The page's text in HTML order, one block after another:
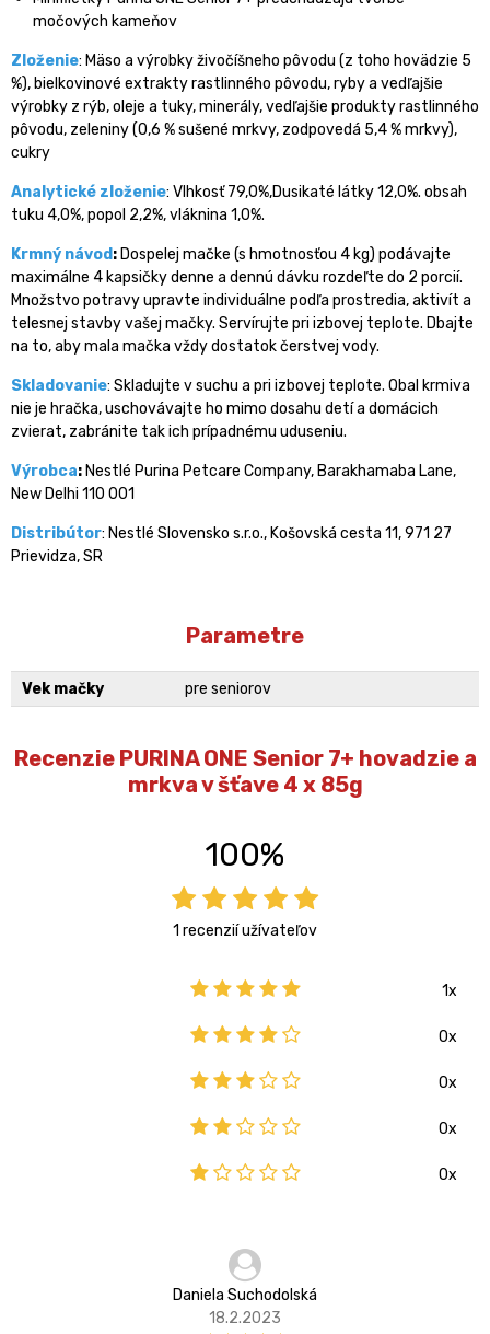
močových kameňov
Zloženie: Mäso a výrobky živočíšneho pôvodu (z toho hovädzie 5
%), bielkovinové extrakty rastlinného pôvodu, ryby a vedľajšie
výrobky z rýb, oleje a tuky, minerály, vedľajšie produkty rastlinného
pôvodu, zeleniny (0,6 % sušené mrkvy, zodpovedá 5,4 % mrkvy),
cukry
Analytické zloženie: Vlhkosť 79,0%,Dusikaté látky 12,0%. obsah
tuku 4,0%, popol 2,2%, vláknina 1,0%.
Krmný návod: Dospelej mačke (s hmotnosťou 4 kg) podávajte
maximálne 4 kapsičky denne a dennú dávku rozdeľte do 2 porcií.
Množstvo potravy upravte individuálne podľa prostredia, aktivít a
telesnej stavby vašej mačky. Servírujte pri izbovej teplote. Dbajte
na to, aby mala mačka vždy dostatok čerstvej vody.
Skladovanie: Skladujte v suchu a pri izbovej teplote. Obal krmiva
nie je hračka, uschovávajte ho mimo dosahu detí a domácich
zvierat, zabránite tak ich prípadnému uduseniu.
Výrobca: Nestlé Purina Petcare Company, Barakhamaba Lane,
New Delhi 110 001
Distribútor: Nestlé Slovensko s.r.o., Košovská cesta 11, 971 27
Prievidza, SR
Parametre
Vek mačky pre seniorov
Recenzie PURINA ONE Senior 7+ hovadzie a
mrkva v šťave 4 x 85g
100%
1 recenzií užívateľov
1x
0x
0x
0x
0x
Daniela Suchodolská
18.2.2023